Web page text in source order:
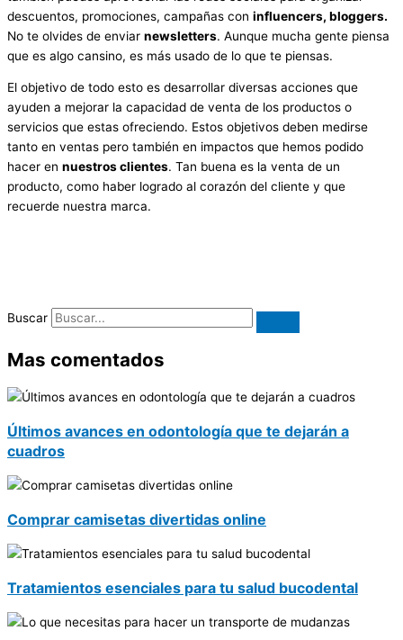
descuentos, promociones, campañas con influencers, bloggers.
No te olvides de enviar newsletters. Aunque mucha gente piensa
que es algo cansino, es más usado de lo que te piensas.
El objetivo de todo esto es desarrollar diversas acciones que
ayuden a mejorar la capacidad de venta de los productos o
servicios que estas ofreciendo. Estos objetivos deben medirse
tanto en ventas pero también en impactos que hemos podido
hacer en nuestros clientes. Tan buena es la venta de un
producto, como haber logrado al corazón del cliente y que
recuerde nuestra marca.
Buscar
Mas comentados
Últimos avances en odontología que te dejarán a
cuadros
Comprar camisetas divertidas online
Tratamientos esenciales para tu salud bucodental